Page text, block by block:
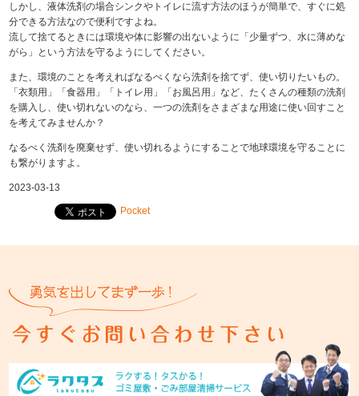
しかし、液体洗剤の場合シンクやトイレに流す方法のほうが簡単で、すぐに処
分できる方法なので便利ですよね。
流して捨てるときには環境や体に影響の出ないように「少量ずつ、水に薄めな
がら」という方法を守るようにしてください。
また、環境のことを考えればなるべくなら洗剤を捨てず、使い切りたいもの。
「衣類用」「食器用」「トイレ用」「お風呂用」など、たくさんの種類の洗剤
を購入し、使い切れないのなら、一つの洗剤をさまざまな用途に使い回すこと
を考えてみませんか？
なるべく洗剤を廃棄せず、使い切れるようにすることで地球環境を守ることに
も繋がりますよ。
2023-03-13
Pocket